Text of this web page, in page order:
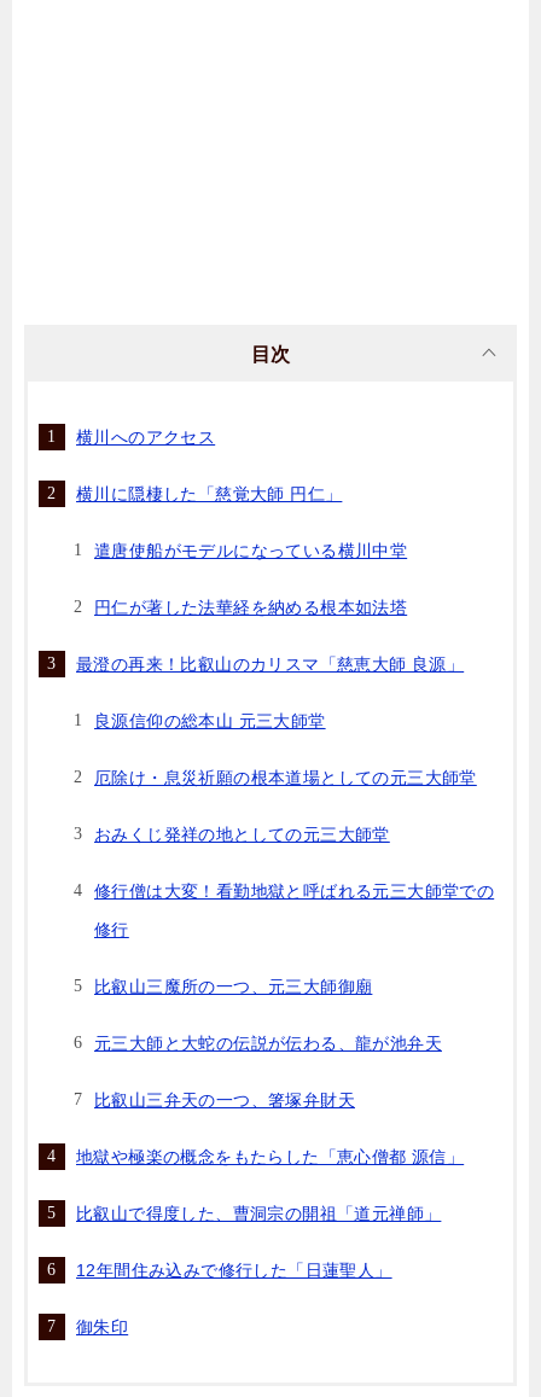
目次
横川へのアクセス
横川に隠棲した「慈覚大師 円仁」
遣唐使船がモデルになっている横川中堂
円仁が著した法華経を納める根本如法塔
最澄の再来！比叡山のカリスマ「慈恵大師 良源」
良源信仰の総本山 元三大師堂
厄除け・息災祈願の根本道場としての元三大師堂
おみくじ発祥の地としての元三大師堂
修行僧は大変！看勤地獄と呼ばれる元三大師堂での
修行
比叡山三魔所の一つ、元三大師御廟
元三大師と大蛇の伝説が伝わる、龍が池弁天
比叡山三弁天の一つ、箸塚弁財天
地獄や極楽の概念をもたらした「恵心僧都 源信」
比叡山で得度した、曹洞宗の開祖「道元禅師」
12年間住み込みで修行した「日蓮聖人」
御朱印